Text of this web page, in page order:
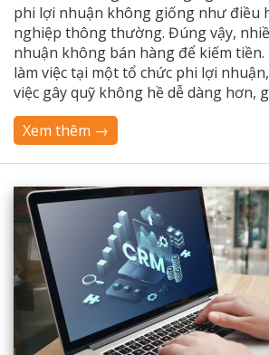
phi lợi nhuận không giống như điều
nghiệp thông thường. Đúng vậy,
nhuận không bán hàng để kiếm
làm việc tại một tổ chức phi lợi
việc gây quỹ không hề dễ dàng hơn,
Xem thêm →